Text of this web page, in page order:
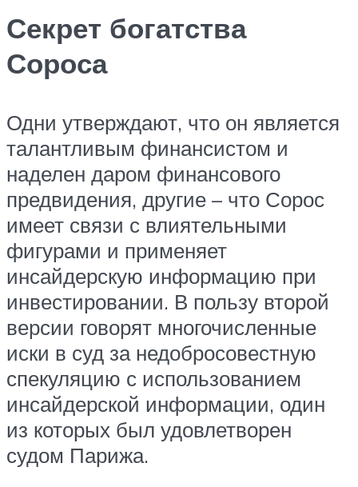
Секрет богатства
Сороса
Одни утверждают, что он является
талантливым финансистом и
наделен даром финансового
предвидения, другие – что Сорос
имеет связи с влиятельными
фигурами и применяет
инсайдерскую информацию при
инвестировании. В пользу второй
версии говорят многочисленные
иски в суд за недобросовестную
спекуляцию с использованием
инсайдерской информации, один
из которых был удовлетворен
судом Парижа.